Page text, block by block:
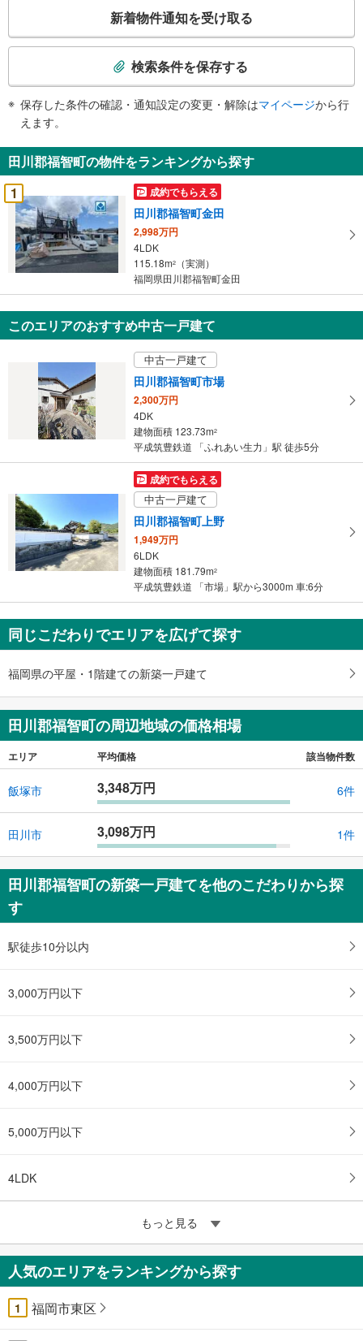
検
知
を
受
け
取
る
・
条
件
を
マ
新着物件通知を受け取る
検索条件を保存する
保存した条件の確認・通知設定の変更・解除はマイページから行
えます。
田川郡福智町の物件をランキングから探す
1
成約でもらえる
田川郡福智町金田
2,998万円
4LDK
115.18m2
（実測）
福岡県田川郡福智町金田
このエリアのおすすめ中古一戸建て
中古一戸建て
田川郡福智町市場
2,300万円
4DK
建物面積 123.73m2
平成筑豊鉄道 「ふれあい生力」駅 徒歩5分
成約でもらえる
中古一戸建て
田川郡福智町上野
1,949万円
6LDK
建物面積 181.79m2
平成筑豊鉄道 「市場」駅から3000m 車:6分
同じこだわりでエリアを広げて探す
福岡県の平屋・1階建ての新築一戸建て
田川郡福智町の周辺地域の価格相場
エリア 平均価格 該当物件数
飯塚市 3,348万円 6件
田川市 3,098万円 1件
田川郡福智町の新築一戸建てを他のこだわりから探
す
駅徒歩10分以内
3,000万円以下
3,500万円以下
4,000万円以下
5,000万円以下
4LDK
もっと見る
人気のエリアをランキングから探す
1 福岡市東区